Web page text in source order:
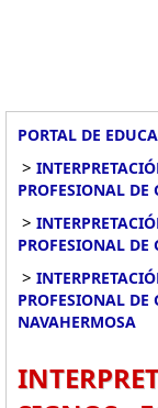
PORTAL DE
>
PROFESIONAL DE
>
PROFESIONAL DE
>
PROFESIONAL DE
NAVAHERMOSA